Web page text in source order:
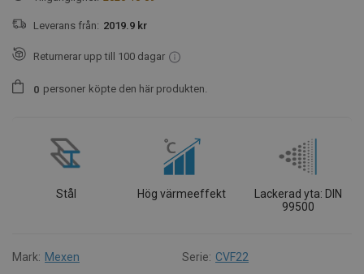
Leverans från: 2019.9 kr
Returnerar upp till 100 dagar
0 personer köpte den här produkten.
Stål Hög värmeeffekt
Lackerad yta: DIN
99500
Mark: Mexen Serie: CVF22